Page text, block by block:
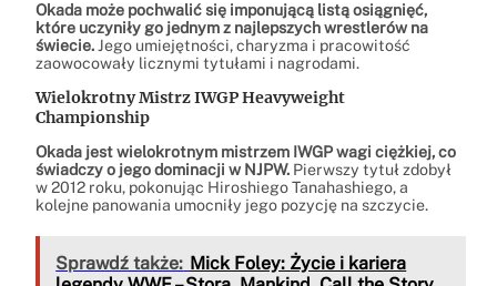
Okada może pochwalić się imponującą listą osiągnięć,
które uczyniły go jednym z najlepszych wrestlerów na
świecie. Jego umiejętności, charyzma i pracowitość
zaowocowały licznymi tytułami i nagrodami.
Wielokrotny Mistrz IWGP Heavyweight
Championship
Okada jest wielokrotnym mistrzem IWGP wagi ciężkiej, co
świadczy o jego dominacji w NJPW. Pierwszy tytuł zdobył
w 2012 roku, pokonując Hiroshiego Tanahashiego, a
kolejne panowania umocniły jego pozycję na szczycie.
Sprawdź także: Mick Foley: Życie i kariera